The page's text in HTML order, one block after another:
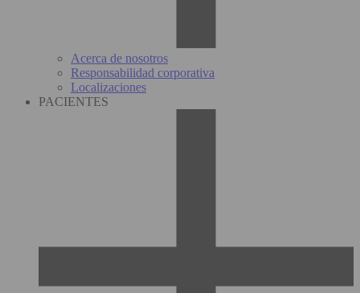
Acerca de nosotros
Responsabilidad corporativa
Localizaciones
PACIENTES